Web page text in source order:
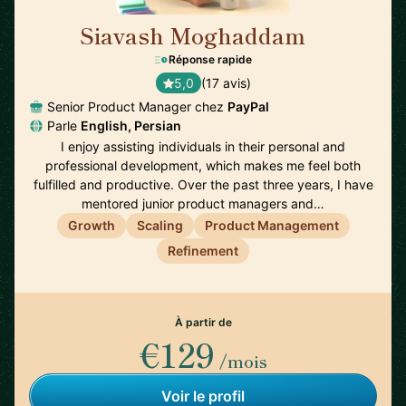
Siavash Moghaddam
Réponse rapide
5,0 (17 avis)
Senior Product Manager chez PayPal
Parle English, Persian
I enjoy assisting individuals in their personal and
professional development, which makes me feel both
fulfilled and productive. Over the past three years, I have
mentored junior product managers and…
Growth
Scaling
Product Management
Refinement
À partir de
€129 /mois
Voir le profil